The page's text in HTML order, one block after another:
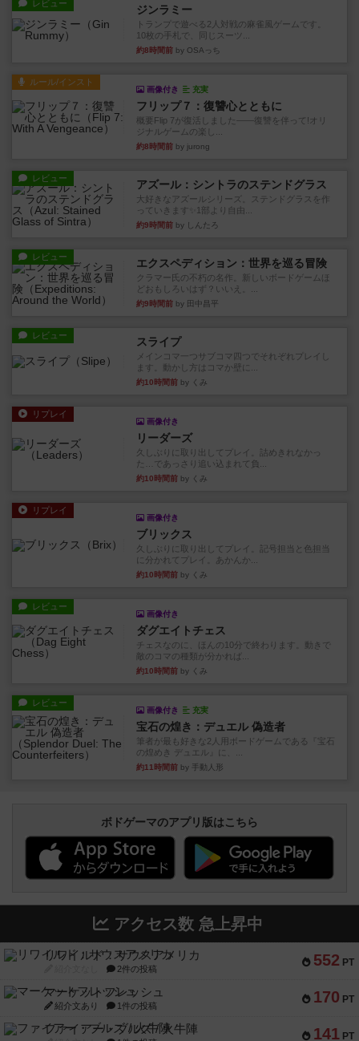
レビュー ジンラミー
トランプで遊べる2人対戦の麻雀風ゲームです。
10枚の手札で、同じスーツ...
約8時間前 by OSAっち
ルール/インスト
画像付き 充実
フリップ７：復讐心とともに
概要Flip 7が復活しました――復讐を伴って!オリ
ジナルゲームの楽し...
約8時間前 by jurong
レビュー アズール：シントラのステンドグラス
大好きなアズールシリーズ。ステンドグラスを作
っていきます✨1部より自由...
約9時間前 by しんたろ
レビュー エクスペディション：世界を巡る冒険
クラマー氏の不朽の名作。新しいボードゲームほ
どおもしろいはず？いいえ。...
約9時間前 by 田中昌平
レビュー スライプ
メインコマ一つサブコマ四つでそれぞれプレイし
ます。動かし方はコマか壁に...
約10時間前 by くみ
リプレイ
画像付き
リーダーズ
久しぶりに取り出してプレイ。詰めきれなかっ
た…であっさり追い込まれて負...
約10時間前 by くみ
リプレイ
画像付き
ブリックス
久しぶりに取り出してプレイ。記号担当と色担当
に分かれてプレイ。あかんか...
約10時間前 by くみ
レビュー
画像付き
ダグエイトチェス
チェスなのに、ほんの10分で終わります。動きで
敵のコマの種類が分かれば...
約10時間前 by くみ
レビュー
画像付き 充実
宝石の煌き：デュエル 偽造者
筆者が最も好きな2人用ボードゲームである『宝石
の煌めき デュエル』に、...
約11時間前 by 手動人形
ボドゲーマのアプリ版はこちら
アクセス数 急上昇中
552 PT
リワイルド：サウスアメリカ
2件の投稿
170 PT
マーケットフレッシュ
紹介文あり 1件の投稿
141 PT
ファイアー・ブルズ / 火牛陣